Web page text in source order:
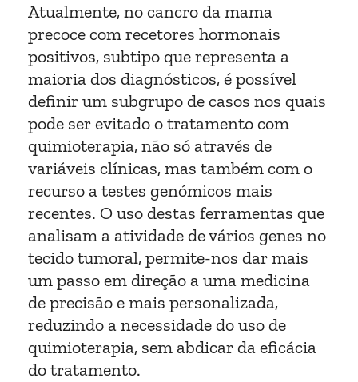
Atualmente, no cancro da mama
precoce com recetores hormonais
positivos, subtipo que representa a
maioria dos diagnósticos, é possível
definir um subgrupo de casos nos quais
pode ser evitado o tratamento com
quimioterapia, não só através de
variáveis clínicas, mas também com o
recurso a testes genómicos mais
recentes. O uso destas ferramentas que
analisam a atividade de vários genes no
tecido tumoral, permite-nos dar mais
um passo em direção a uma medicina
de precisão e mais personalizada,
reduzindo a necessidade do uso de
quimioterapia, sem abdicar da eficácia
do tratamento.